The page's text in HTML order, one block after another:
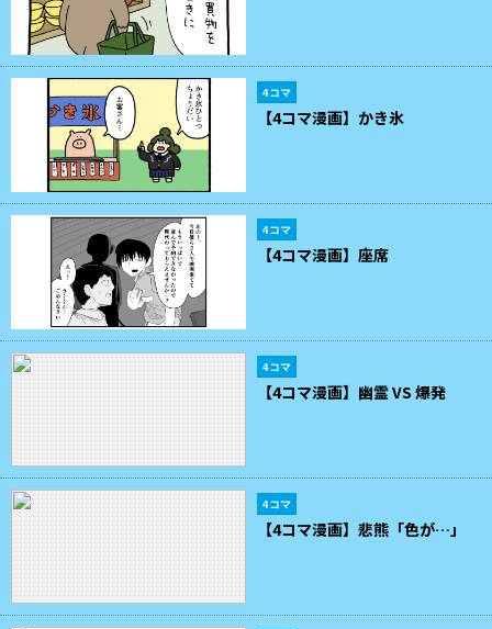
4コマ
【4コマ漫画】かき氷
4コマ
【4コマ漫画】座席
4コマ
【4コマ漫画】幽霊 VS 爆発
4コマ
【4コマ漫画】悲熊「色が…」